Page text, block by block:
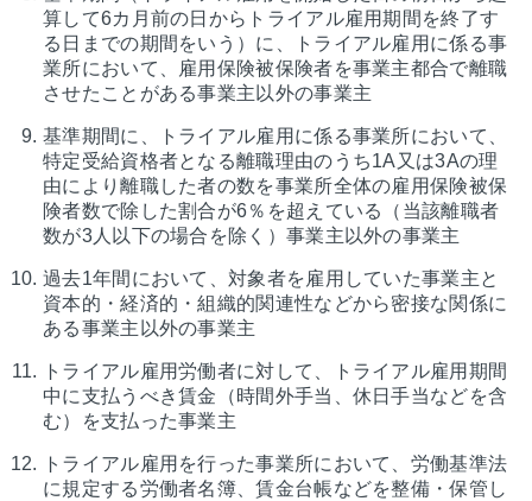
算して6カ月前の日からトライアル雇用期間を終了す
る日までの期間をいう）に、トライアル雇用に係る事
業所において、雇用保険被保険者を事業主都合で離職
させたことがある事業主以外の事業主
基準期間に、トライアル雇用に係る事業所において、
特定受給資格者となる離職理由のうち1A又は3Aの理
由により離職した者の数を事業所全体の雇用保険被保
険者数で除した割合が6％を超えている（当該離職者
数が3人以下の場合を除く）事業主以外の事業主
過去1年間において、対象者を雇用していた事業主と
資本的・経済的・組織的関連性などから密接な関係に
ある事業主以外の事業主
トライアル雇用労働者に対して、トライアル雇用期間
中に支払うべき賃金（時間外手当、休日手当などを含
む）を支払った事業主
トライアル雇用を行った事業所において、労働基準法
に規定する労働者名簿、賃金台帳などを整備・保管し